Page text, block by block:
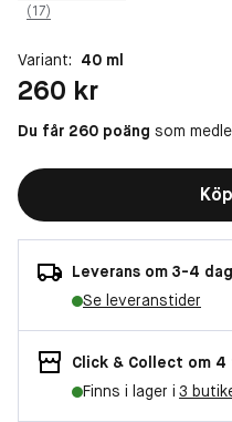
(17)
Variant: 40 ml
Pris: 260 kr
260 kr
Du får 260 poäng som
Köp
Leverans om 3-4
Se leveranstider
Click & Collect om 4
Finns i lager i 3